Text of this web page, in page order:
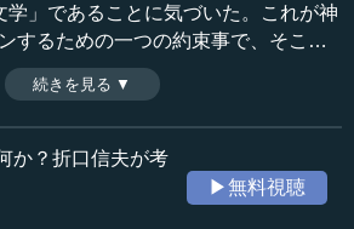
学」であることに気づいた。これが神
するための一つの約束事で、そこか
たと考えた。そこで折口信夫が取っ
説」である。そして神をもてなすた
のが、大晦日の大掃除であり、正月
ここには「依代」という大事な意味
全4話中第2話）
日
日
続きを見る ▼
か？折口信夫が考
▶無料視聴